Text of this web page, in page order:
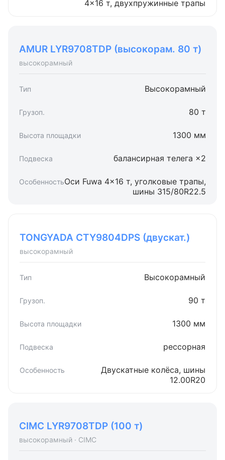
4×16 т, двухпружинные трапы
AMUR LYR9708TDP (высокорам. 80 т)
высокорамный
Высокорамный
80 т
1300 мм
балансирная телега ×2
Оси Fuwa 4×16 т, уголковые трапы,
шины 315/80R22.5
TONGYADA CTY9804DPS (двускат.)
высокорамный
Высокорамный
90 т
1300 мм
рессорная
Двускатные колёса, шины
12.00R20
CIMC LYR9708TDP (100 т)
высокорамный · CIMC